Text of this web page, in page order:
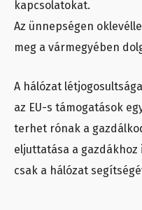
kapcsolatokat.
Az ünnepségen
meg a vármegyében
A hálózat
az EU-s támogatások
terhet rónak a
eljuttatása a
csak a hálózat